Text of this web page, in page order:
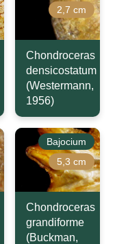
2,7 cm
Chondroceras
densicostatum
(Westermann,
1956)
Bajocium
5,3 cm
Chondroceras
grandiforme
(Buckman,